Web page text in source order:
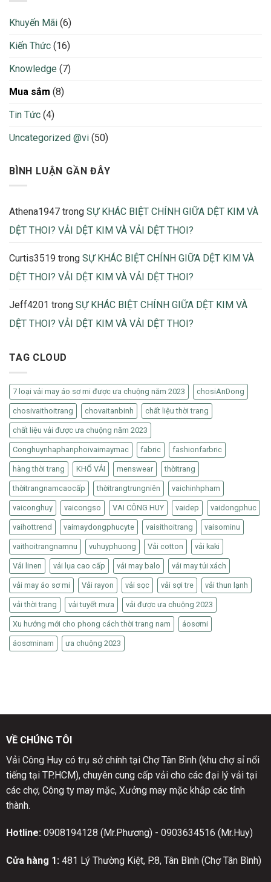
Khuyến Mãi (6)
Kiến Thức (16)
Knowledge (7)
Mua sắm (8)
Tin Tức (4)
Uncategorized @vi (50)
BÌNH LUẬN GẦN ĐÂY
Athena1947 trong SỰ KHÁC BIỆT CHÍNH GIỮA DỆT KIM VÀ
DỆT THOI? VẢI DỆT KIM VÀ VẢI DỆT THOI?
Curtis3519 trong SỰ KHÁC BIỆT CHÍNH GIỮA DỆT KIM VÀ
DỆT THOI? VẢI DỆT KIM VÀ VẢI DỆT THOI?
Jeff4201 trong SỰ KHÁC BIỆT CHÍNH GIỮA DỆT KIM VÀ
DỆT THOI? VẢI DỆT KIM VÀ VẢI DỆT THOI?
TAG CLOUD
7 loại vải may áo sơ mi được ưa chuộng năm 2023 chosiAnDong
chosivaithoitrang chovaitanbinh chất liệu thời trang
chất liệu vải được ưa chuộng năm 2023
Conghuynhaphanphoivaimaymac fabric fashionfarbric
hàng thời trang KHỔ VẢI menswear thờitrang
thờitrangnamcaocấp thờitrangtrungniên vaichinhpham
vaiconghuy vaicongso VAI CÔNG HUY vaidep vaidongphuc
vaihottrend vaimaydongphucyte vaisithoitrang vaisominu
vaithoitrangnamnu vuhuyphuong Vải cotton vải kaki
Vải linen vải lụa cao cấp vải may balo vải may túi xách
vải may áo sơ mi Vải rayon vải sọc vải sợi tre vải thun lạnh
vải thời trang vải tuyết mưa vải được ưa chuộng 2023
Xu hướng mới cho phong cách thời trang nam áosơmi
áosơminam ưa chuộng 2023
VỀ CHÚNG TÔI
Vải Công Huy có trụ sở chính tại Chợ Tân Bình (khu chợ sỉ nổi
tiếng tại TP.HCM), chuyên cung cấp vải cho các đại lý vải tại
các chợ, Công ty may mặc, Xưởng may mặc khắp các tỉnh
thành.
Hotline:0908194128 (Mr.Phương) - 0903634516 (Mr.Huy)
Cửa hàng 1:481 Lý Thường Kiệt, P.8, Tân Bình (Chợ Tân Bình)